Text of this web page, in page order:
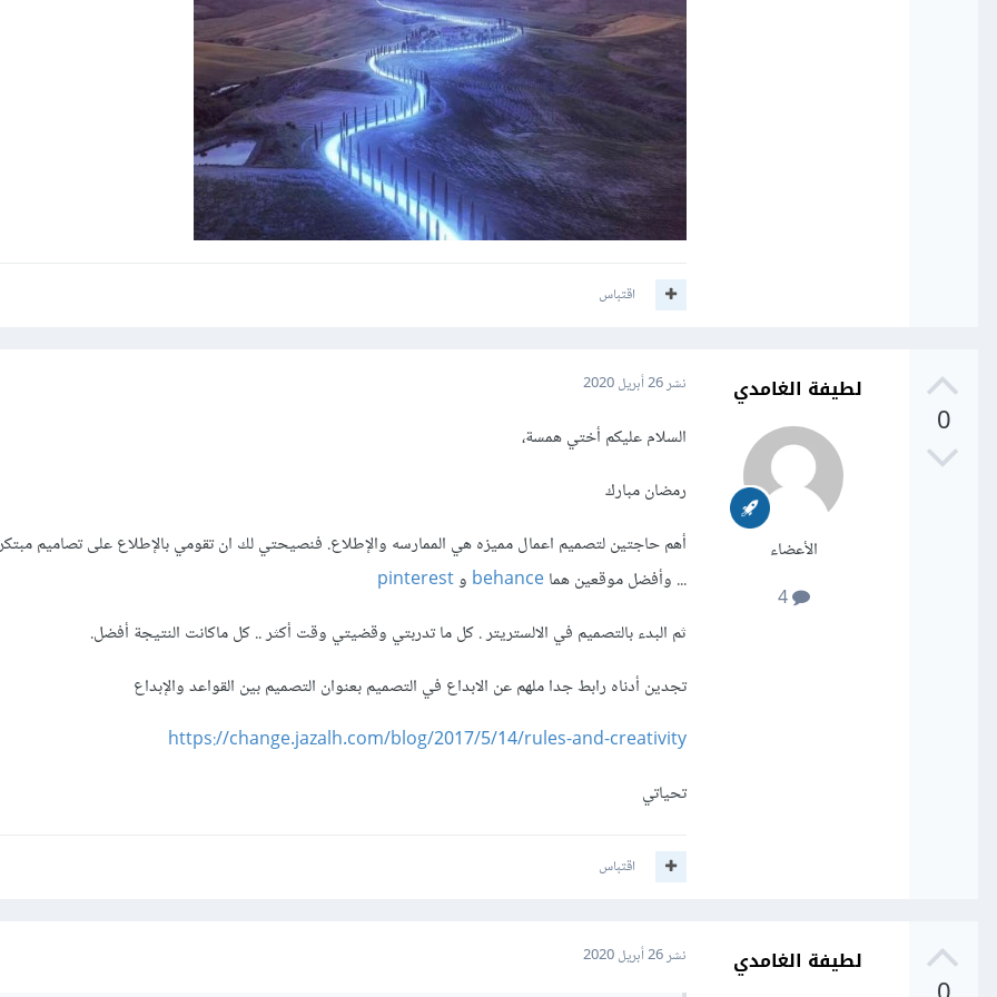
اقتباس
0
لطيفة الغامدي
الأعضاء
4
نشر26 أبريل 2020
السلام عليكم أختي همسة،
رمضان مبارك
أهم حاجتين لتصميم اعمال مميزه هي الممارسه والإطلاع. فنصيحتي لك ان تقومي بالإطلاع على تصاميم
... وأفضل موقعين هماbehance وpinterest
ثم البدء بالتصميم في الالستريتر . كل ما تدربتي وقضيتي وقت أكثر .. كل ماكانت النتيجة أفضل.
تجدين أدناه رابط جدا ملهم عن الابداع في التصميم بعنوان التصميم بين القواعد والإبداع
https://change.jazalh.com/blog/2017/5/14/rules-and-creativity
تحياتي
اقتباس
لطيفة الغامدي نشر26 أبريل 2020